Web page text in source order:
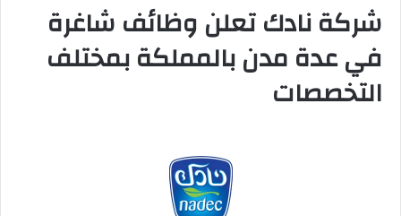
شركة نادك تعلن وظائف شاغرة
في عدة مدن بالمملكة بمختلف
التخصصات